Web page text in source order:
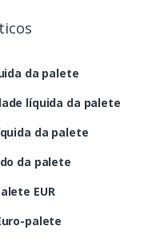
da palete
líquida da palete
da palete
da palete
EUR
palete